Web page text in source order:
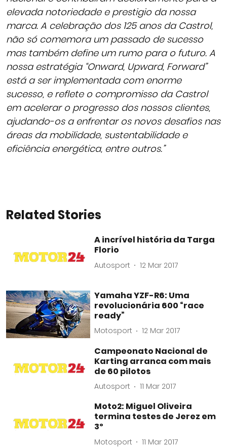
elevada notoriedade e prestigio da nossa
marca. A celebração dos 125 anos da Castrol,
não só comemora um passado de sucesso
mas também define um rumo para o futuro. A
nossa estratégia “Onward, Upward, Forward”
está a ser implementada com enorme
sucesso, e reflete o compromisso da Castrol
em acelerar o progresso dos nossos clientes,
ajudando-os a enfrentar os novos desafios nas
áreas da mobilidade, sustentabilidade e
eficiência energética, entre outros.”
Related Stories
A incrível história da Targa
Florio
Autosport 12 Mar 2017
Yamaha YZF-R6: Uma
revolucionária 600 “race
ready”
Motosport 12 Mar 2017
Campeonato Nacional de
Karting arranca com mais
de 60 pilotos
Autosport 11 Mar 2017
Moto2: Miguel Oliveira
termina testes de Jerez em
3º
Motosport 11 Mar 2017